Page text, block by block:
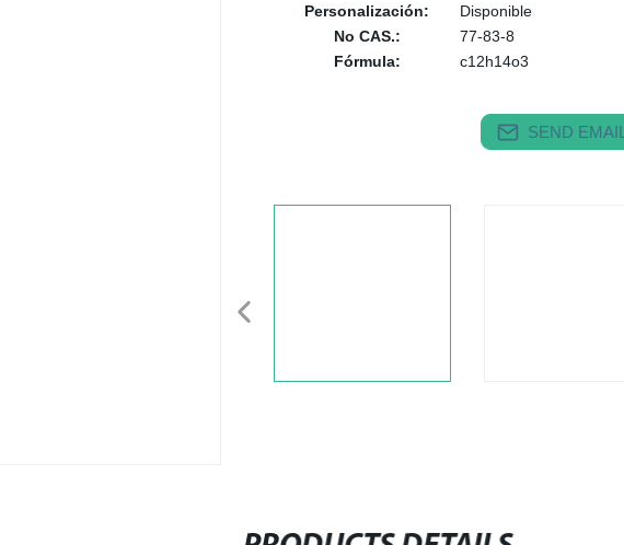
Personalización:
Disponible
No CAS.:
77-83-8
Fórmula:
c12h14o3
SEND